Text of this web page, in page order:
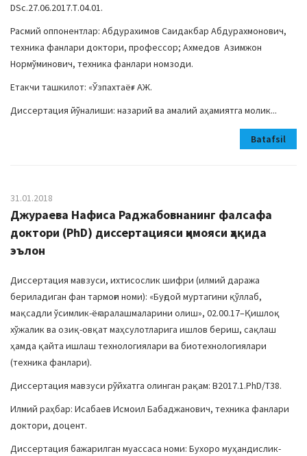
DSc.27.06.2017.Т.04.01.
Расмий оппонентлар: Абдурахимов Саидакбар Абдурахмонович,
техника фанлари доктори, профессор; Ахмедов Азимжон
Нормўминович, техника фанлари номзоди.
Етакчи ташкилот: «Ўзпахтаёғ» АЖ.
Диссертация йўналиши: назарий ва амалий аҳамиятга молик...
Batafsil
31.01.2018
Джураева Нафиса Раджабовнанинг фалсафа
доктори (PhD) диссертацияси ҳимояси ҳақида
эълон
Диссертация мавзуси, ихтисослик шифри (илмий даража
бериладиган фан тармоғи номи): «Буғдой муртагини қўллаб,
мақсадли ўсимлик-ёғ аралашмаларини олиш», 02.00.17–Қишлоқ
хўжалик ва озиқ-овқат маҳсулотларига ишлов бериш, сақлаш
ҳамда қайта ишлаш технологиялари ва биотехнологиялари
(техника фанлари).
Диссертация мавзуси рўйхатга олинган рақам: B2017.1.PhD/Т38.
Илмий раҳбар: Исабаев Исмоил Бабаджанович, техника фанлари
доктори, доцент.
Диссертация бажарилган муассаса номи: Бухоро муҳандислик-